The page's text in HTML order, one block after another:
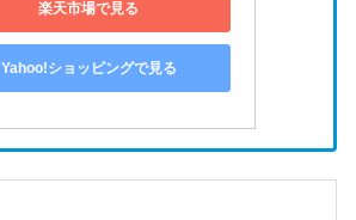
楽天市場で見る
Yahoo!ショッピングで見る